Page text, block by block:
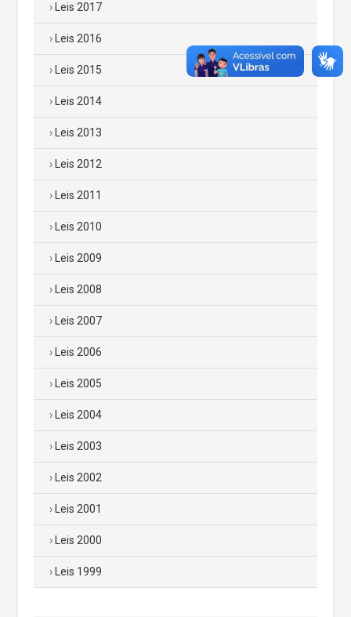
Leis 2017
Leis 2016
Leis 2015
Leis 2014
Leis 2013
Leis 2012
Leis 2011
Leis 2010
Leis 2009
Leis 2008
Leis 2007
Leis 2006
Leis 2005
Leis 2004
Leis 2003
Leis 2002
Leis 2001
Leis 2000
Leis 1999